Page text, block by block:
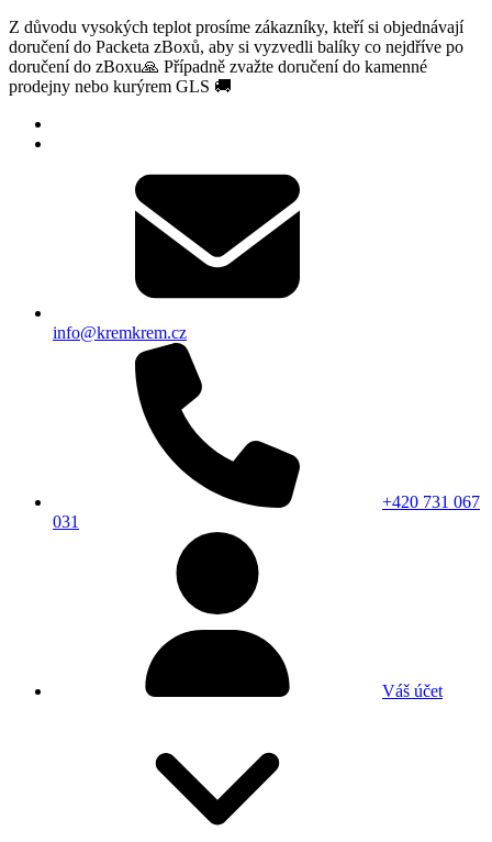
Z důvodu vysokých teplot prosíme zákazníky, kteří si objednávají
doručení do Packeta zBoxů, aby si vyzvedli balíky co nejdříve po
doručení do zBoxu🙏 Případně zvažte doručení do kamenné
prodejny nebo kurýrem GLS 🚚
info@kremkrem.cz
+420 731 067
031
Váš účet